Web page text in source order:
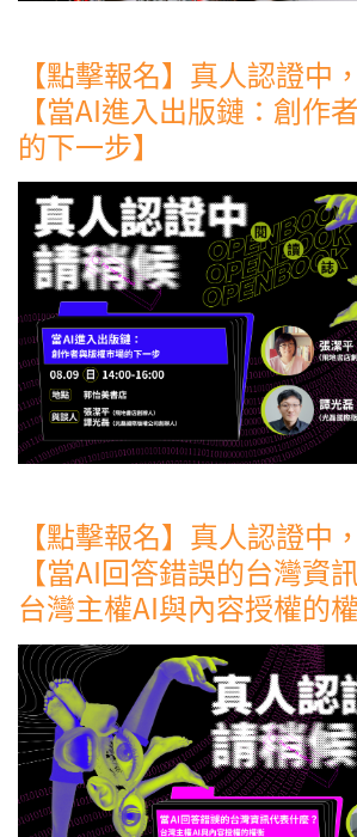
【點擊報名】真人認證中
【當AI進入出版鏈：創作
的下一步】
【點擊報名】真人認證中
【當AI回答錯誤的台灣資
台灣主權AI與內容授權的權